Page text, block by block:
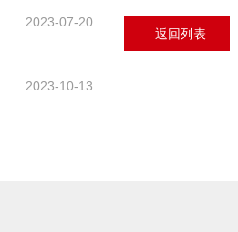
2023-07-20
2023-10-13
返回列表